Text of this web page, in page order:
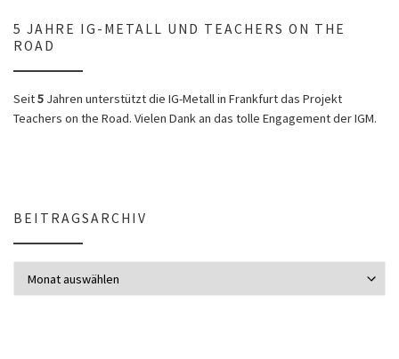
5 JAHRE IG-METALL UND TEACHERS ON THE
ROAD
Seit5 Jahren unterstützt die IG-Metall in Frankfurt das Projekt
Teachers on the Road. Vielen Dank an das tolle Engagement der IGM.
BEITRAGSARCHIV